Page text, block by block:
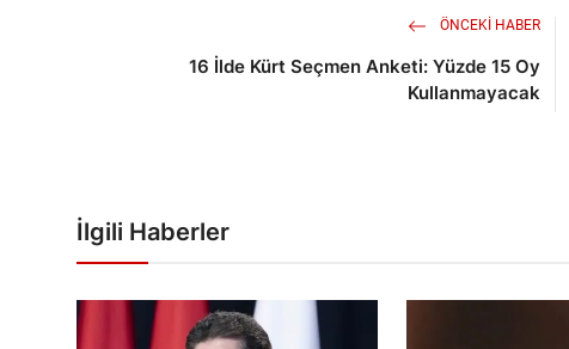
ÖNCEKI HABER
16 İlde Kürt Seçmen Anketi: Yüzde 15 Oy
Kullanmayacak
İlgili Haberler